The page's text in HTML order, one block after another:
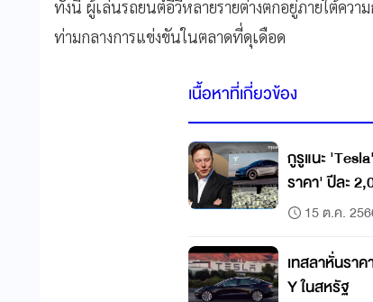
ทั้งนี้ ผู้เล่นรถยนต์อีวีหลายรายต่างตกอยู่ภายใต้คว
ท่ามกลางการแข่งขันในตลาดที่ดุเดือด
เนื้อหาที่เกี่ยวข้อง
กูรูแนะ
ราคา' ปีละ
15 ต.ค.
เทสลาหั่นรา
Y ในสหรัฐ